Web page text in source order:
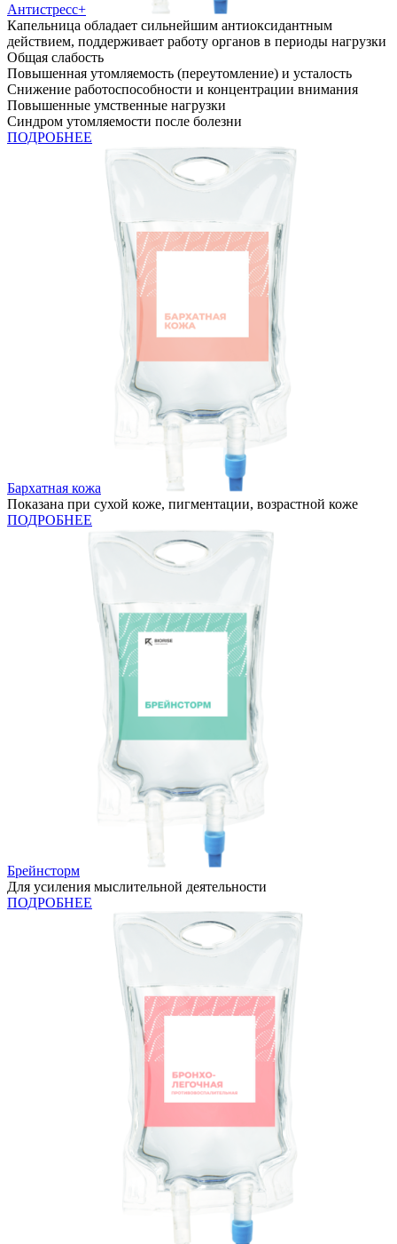
Антистресс+
Капельница обладает сильнейшим антиоксидантным
действием, поддерживает работу органов в периоды нагрузки
Общая слабость
Повышенная утомляемость (переутомление) и усталость
Снижение работоспособности и концентрации внимания
Повышенные умственные нагрузки
Синдром утомляемости после болезни
ПОДРОБНЕЕ
Бархатная кожа
Показана при сухой коже, пигментации, возрастной коже
ПОДРОБНЕЕ
Брейнсторм
Для усиления мыслительной деятельности
ПОДРОБНЕЕ